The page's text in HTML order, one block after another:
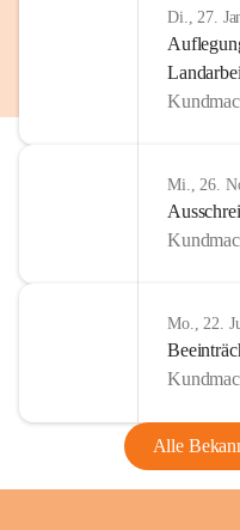
Di., 27.
Mi., 26.
Mo., 22.
Alle